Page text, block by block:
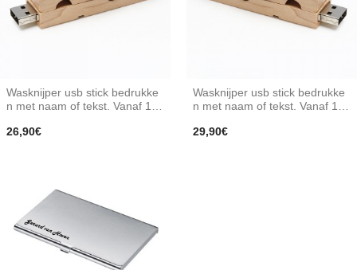
Wasknijper usb stick bedrukke
n met naam of tekst. Vanaf 1 st
26,90€
Wasknijper usb stick bedrukke
n met naam of tekst. Vanaf 1 st
29,90€